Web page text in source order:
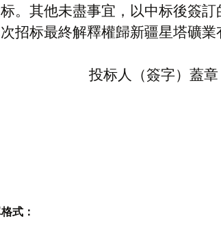
。其他未盡事宜，以中标後簽訂
招标最終解釋權歸新疆星塔礦業
投标人（簽字）蓋章
式：